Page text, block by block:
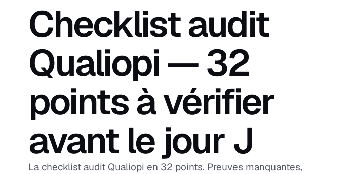
Checklist audit
Qualiopi — 32
points à vérifier
avant le jour J
La checklist audit Qualiopi en 32 points. Preuves manquantes,